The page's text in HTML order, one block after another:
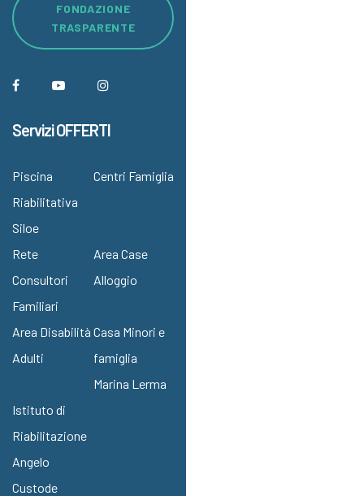
FONDAZIONE
TRASPARENTE
Servizi OFFERTI
Piscina
Riabilitativa
Siloe
Centri Famiglia
Rete
Consultori
Familiari
Area Case
Alloggio
Area Disabilità
Adulti
Casa Minori e
famiglia
Marina Lerma
Istituto di
Riabilitazione
Angelo
Custode